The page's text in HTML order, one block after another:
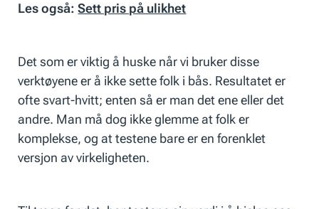
Les også:Sett pris på ulikhet
Det som er viktig å huske når vi bruker disse
verktøyene er å ikke sette folk i bås. Resultatet er
ofte svart-hvitt; enten så er man det ene eller det
andre. Man må dog ikke glemme at folk er
komplekse, og at testene bare er en forenklet
versjon av virkeligheten.